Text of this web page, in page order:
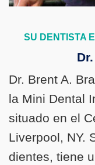
SU DENTISTA
Dr. Brent A.
la Mini Dental
situado en el
Liverpool, NY.
dientes, tiene